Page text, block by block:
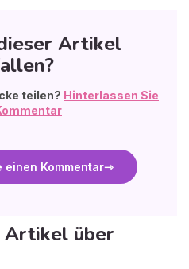
Artikel
teilen? Hinterlassen Sie
einen Kommentar
Artikel über